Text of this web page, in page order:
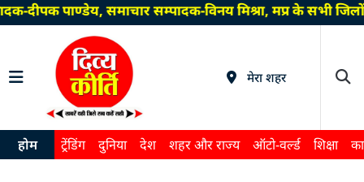
दीपक पाण्डेय, समाचार सम्पादक-विनय मिश्रा, मप्र के सभी
मेरा शहर
होम ट्रेंडिंग दुनिया देश शहर और राज्य ऑटो-वर्ल्ड शिक्षा